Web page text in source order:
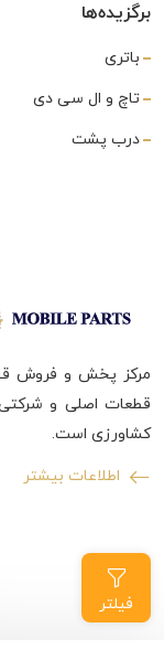
فیلتر
برگزیده‌ها
باتری
تاچ و ال سی دی
درب پشت
مرکز پخش و فروش
قطعات اصلی و شرکتی
کشاورزی است.
اطلاعات بیشتر